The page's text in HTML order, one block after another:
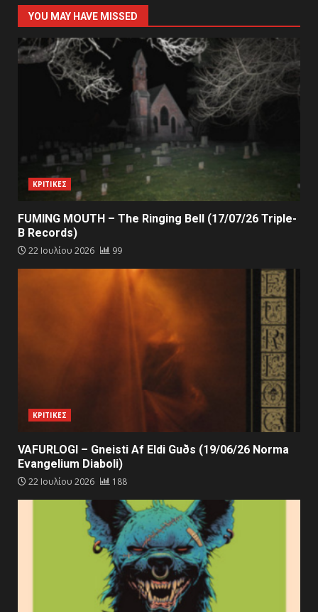
YOU MAY HAVE MISSED
ΚΡΙΤΙΚΕΣ
FUMING MOUTH – The Ringing Bell (17/07/26 Triple-
B Records)
22 Ιουλίου 2026 99
ΚΡΙΤΙΚΕΣ
VAFURLOGI – Gneisti Af Eldi Guðs (19/06/26 Norma
Evangelium Diaboli)
22 Ιουλίου 2026 188